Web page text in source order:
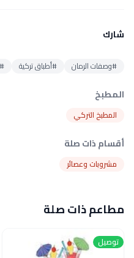
شارك
#وصفات الرمان #أطباق تركية
المطبخ
المطبخ التركي
أقسام ذات صلة
مشروبات وعصائر
مطاعم ذات صلة
توصيل